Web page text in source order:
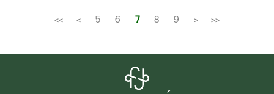
<< < 5 6 7 8 9 > >>